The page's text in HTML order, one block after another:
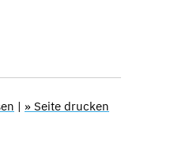
| » Seite drucken